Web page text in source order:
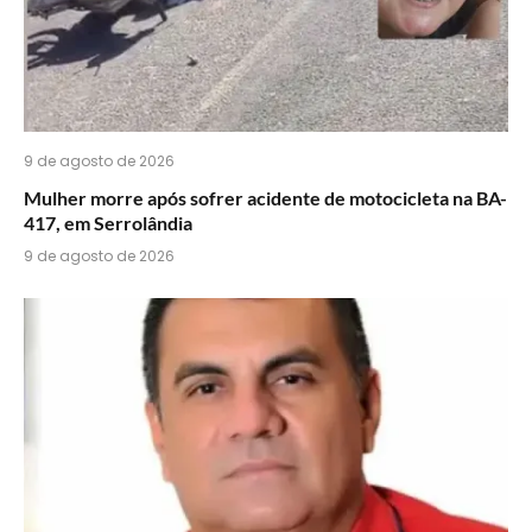
9 de agosto de 2026
Mulher morre após sofrer acidente de motocicleta na BA-
417, em Serrolândia
9 de agosto de 2026